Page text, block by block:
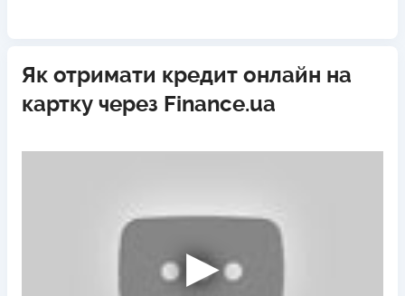
Недоліки
Нема програми лояльності для постійних клієнтів
Нема кредиту для юросіб (ФОП)
Telegram, Facebook
Онлайн (через сайт або інтернет-банкінг)
Через термінали Приватбанку
Через термінали самообслуговування
Як отримати кредит онлайн на
картку через Finance.ua